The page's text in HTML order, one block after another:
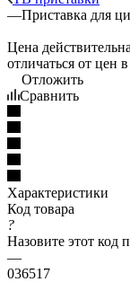
—Приставка для
Цена
отличаться от цен
Отложить
Сравнить
Характеристики
Код товара
?
Назовите этот код
—
036517